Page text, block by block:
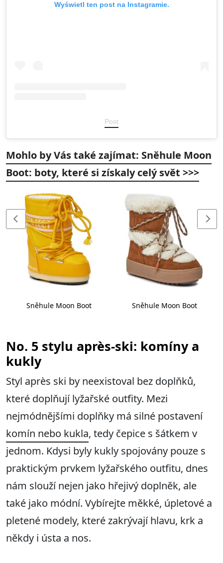
Wyświetl ten post na Instagramie.
Post
Mohlo by Vás také zajímat: Sněhule Moon
Boot: boty, které si získaly celý svět >>>
Sněhule Moon Boot Sněhule Moon Boot
No. 5 stylu après-ski: komíny a
kukly
Styl après ski by neexistoval bez doplňků,
které doplňují lyžařské outfity. Mezi
nejmódnějšími doplňky má silné postavení
komín nebo kukla, tedy čepice s šátkem v
jednom. Kdysi byly kukly spojovány pouze s
praktickým prvkem lyžařského outfitu, dnes
nám slouží nejen jako hřejivý doplněk, ale
také jako módní. Vybírejte měkké, úpletové a
pletené modely, které zakrývají hlavu, krk a
někdy i ústa a nos.